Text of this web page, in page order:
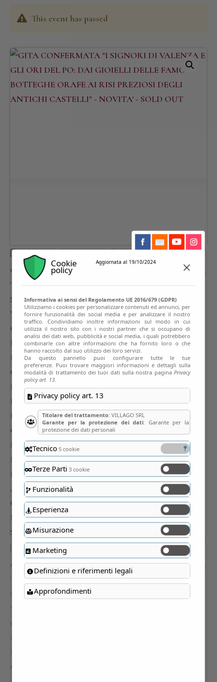
This event has passed
Cookie
policy
Aggiornata al 19/10/2024
Informativa ai sensi del Regolamento UE 2016/679 (GDPR)
Utilizziamo i cookies per personalizzare contenuti ed annunci, per
fornire funzionalità dei social media e per analizzare il nostro
traffico. Condividiamo inoltre informazioni sul modo in cui
utilizza il nostro sito con i nostri partner che si occupano di
analisi dei dati web, pubblicità e social media, i quali potrebbero
combinarle con altre informazioni che ha fornito loro o che
hanno raccolto dal suo utilizzo dei loro servizi.
Da questo pannello puoi configurare tutte le tue
preferenze. Puoi trovare maggiori informazioni e dettagli sulla
modalità di trattamento dei tuoi dati sulla nostra paginaPrivacy
policy art. 13.
Privacy policy art. 13
Titolare del trattamento: VILLAGO SRL
Garante per la protezione dei dati: Garante per la
protezione dei dati personali
Tecnico5 cookie
Terze Parti 3 cookie
Funzionalità
Esperienza
Misurazione
Marketing
Definizioni e riferimenti legali
Approfondimenti